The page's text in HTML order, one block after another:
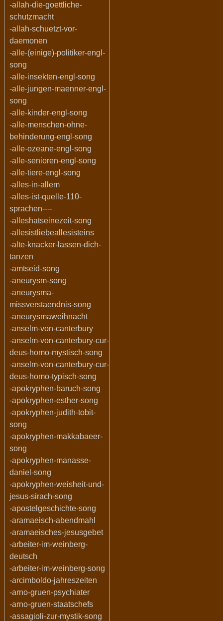
-allah-die-goettliche-
schutzmacht
-allah-schuetzt-vor-
daemonen
-alle-(einige)-politiker-engl-
song
-alle-insekten-engl-song
-alle-jungen-maenner-engl-
song
-alle-kinder-engl-song
-alle-menschen-ohne-
behinderung-engl-song
-alle-ozeane-engl-song
-alle-senioren-engl-song
-alle-tiere-engl-song
-alles-in-allem
-alles-ist-quelle-110-
sprachen----
-alleshatseinezeit-song
-allesistliebeallesisteins
-alte-knacker-lassen-dich-
tanzen
-amtseid-song
-aneurysm-song
-aneurysma-
missverstaendnis-song
-aneurysmaweihnacht
-anselm-von-canterbury
-anselm-von-canterbury-cur-
deus-homo-mystisch-song
-anselm-von-canterbury-cur-
deus-homo-typisch-song
-apokryphen-baruch-song
-apokryphen-esther-song
-apokryphen-judith-tobit-
song
-apokryphen-makkabaeer-
song
-apokryphen-manasse-
daniel-song
-apokryphen-weisheit-und-
jesus-sirach-song
-apostelgeschichte-song
-aramaeisch-abendmahl
-aramaeisches-jesusgebet
-arbeiter-im-weinberg-
deutsch
-arbeiter-im-weinberg-song
-arcimboldo-jahreszeiten
-arno-gruen-psychiater
-arno-gruen-staatschefs
-assagioli-zur-mystik-song